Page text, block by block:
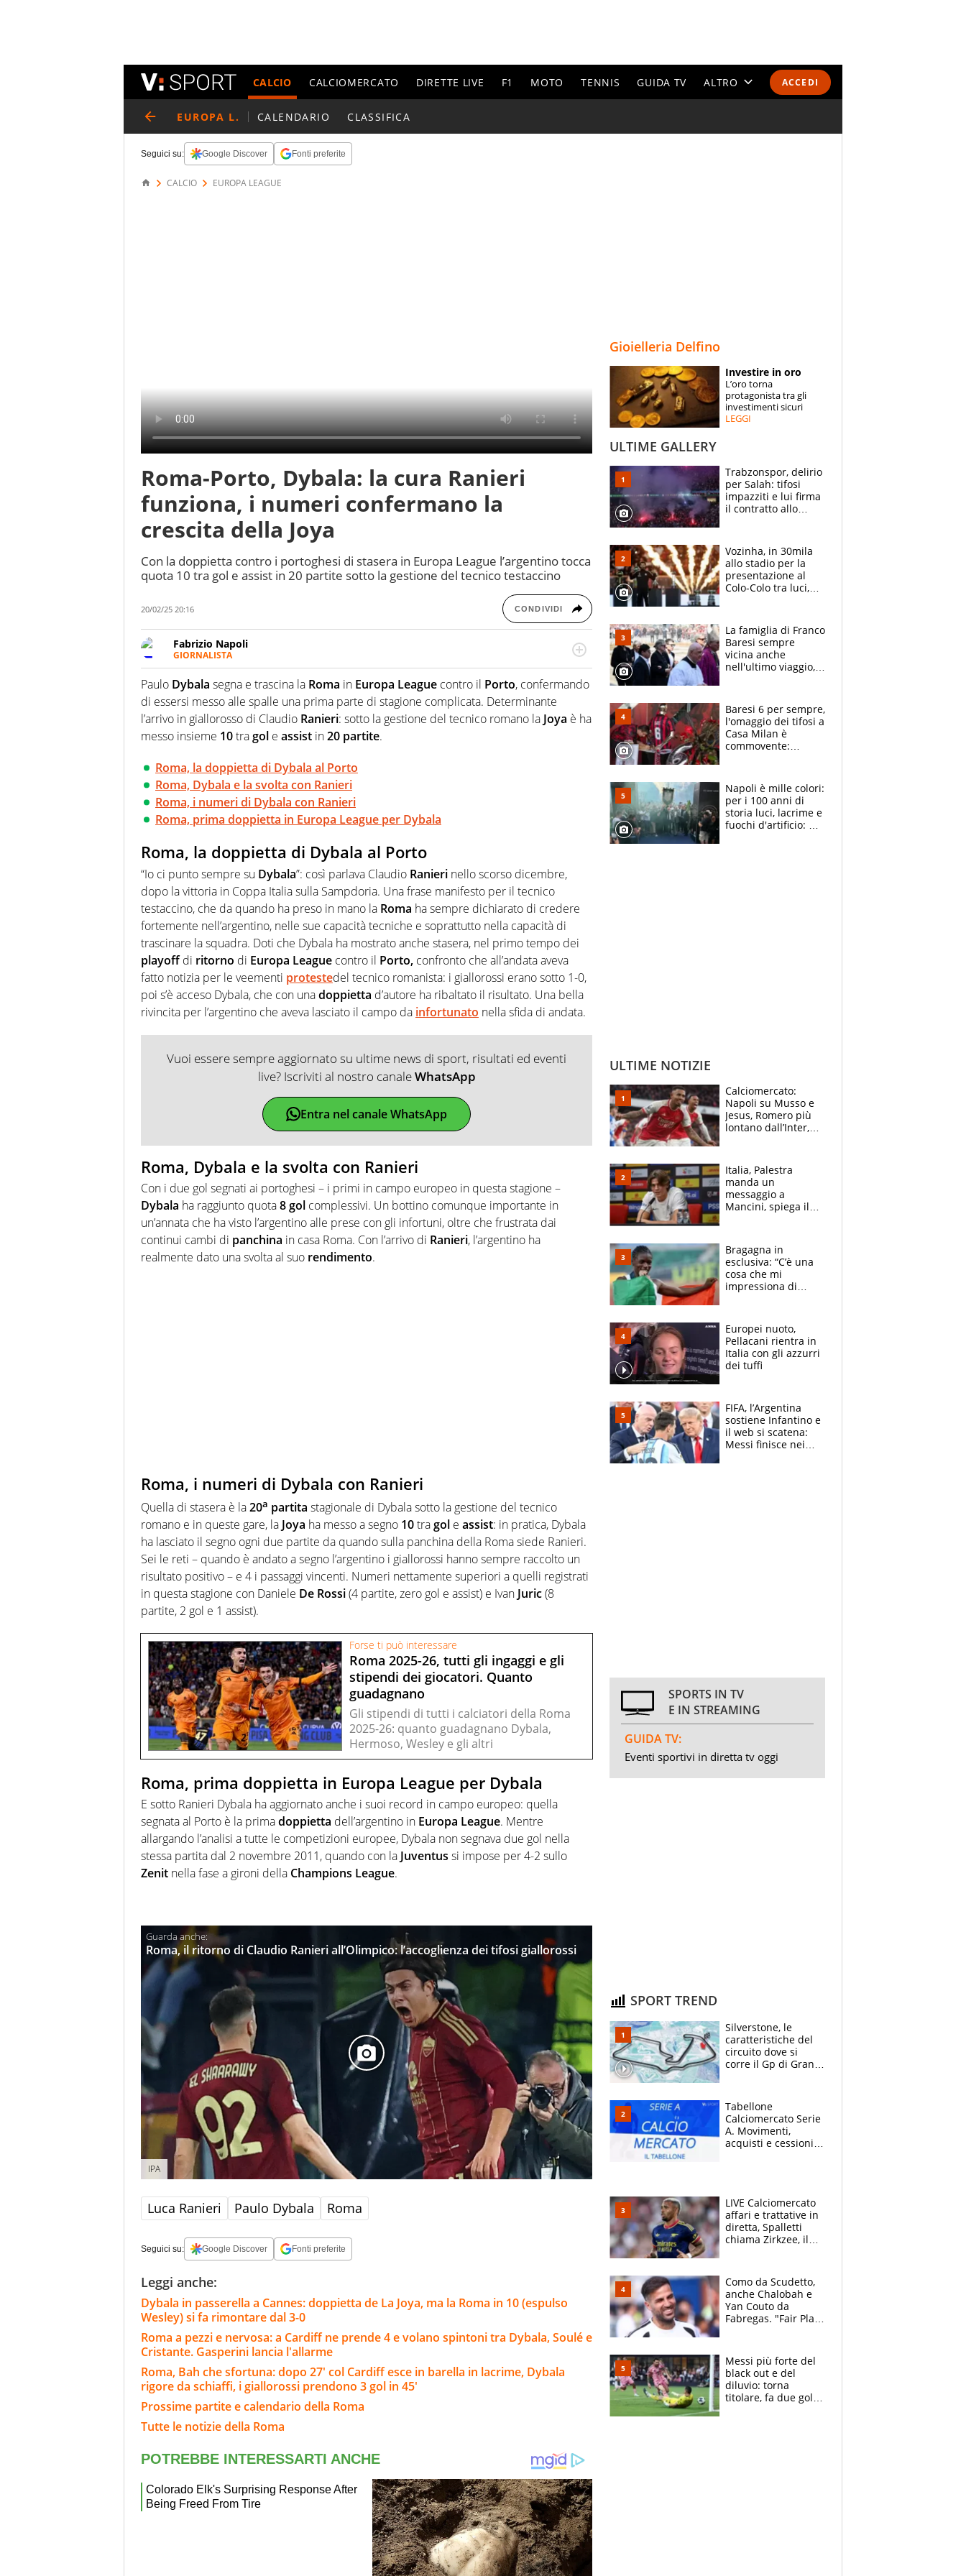
ACCEDI
CALCIO CALCIOMERCATO DIRETTE LIVE F1 MOTO TENNIS GUIDA TV ALTRO
ESPERTI
CONTATTI
EUROPA L. CALENDARIO CLASSIFICA
Seguici su: Google Discover Fonti preferite
CALCIO EUROPA LEAGUE
Roma-Porto, Dybala: la cura Ranieri
funziona, i numeri confermano la
crescita della Joya
Con la doppietta contro i portoghesi di stasera in Europa League l’argentino tocca
quota 10 tra gol e assist in 20 partite sotto la gestione del tecnico testaccino
20/02/25 20:16 CONDIVIDI
Fabrizio Napoli
GIORNALISTA
Giornalista professionista, per Virgilio Sport segue anche il calcio ma è con la
pallanuoto che esalta competenze e passioni. Cura la comunicazione di HaBaWaBa, il
più grande festival di waterpolo per bambini al mondo
Paulo Dybala segna e trascina la Roma in Europa League contro il Porto, confermando
di essersi messo alle spalle una prima parte di stagione complicata. Determinante
l’arrivo in giallorosso di Claudio Ranieri: sotto la gestione del tecnico romano la Joya è ha
messo insieme 10tragol e assist in20 partite.
Roma, la doppietta di Dybala al Porto
Roma, Dybala e la svolta con Ranieri
Roma, i numeri di Dybala con Ranieri
Roma, prima doppietta in Europa League per Dybala
Roma, la doppietta di Dybala al Porto
“Io ci punto sempre su Dybala”: così parlava Claudio Ranieri nello scorso dicembre,
dopo la vittoria in Coppa Italia sulla Sampdoria. Una frase manifesto per il tecnico
testaccino, che da quando ha preso in mano la Roma ha sempre dichiarato di credere
fortemente nell’argentino, nelle sue capacità tecniche e soprattutto nella capacità di
trascinare la squadra. Doti che Dybala ha mostrato anche stasera, nel primo tempo dei
playoffdi ritorno di Europa League contro il Porto, confronto che all’andata aveva
fatto notizia per le veementi protestedel tecnico romanista: i giallorossi erano sotto 1-0,
poi s’è acceso Dybala, che con unadoppietta d’autore ha ribaltato il risultato. Una bella
rivincita per l’argentino che aveva lasciato il campo da infortunato nella sfida di andata.
Vuoi essere sempre aggiornato su ultime news di sport, risultati ed eventi
live? Iscriviti al nostro canaleWhatsApp
Entra nel canale WhatsApp
Roma, Dybala e la svolta con Ranieri
Con i due gol segnati ai portoghesi – i primi in campo europeo in questa stagione –
Dybala ha raggiunto quota8gol complessivi. Un bottino comunque importante in
un’annata che ha visto l’argentino alle prese con gli infortuni, oltre che frustrata dai
continui cambi di panchina in casa Roma. Con l’arrivo di Ranieri, l’argentino ha
realmente dato una svolta al suo rendimento.
Roma, i numeri di Dybala con Ranieri
Quella di stasera è la20a partita stagionale di Dybala sotto la gestione del tecnico
romano e in queste gare, la Joya ha messo a segno 10tragol e assist: in pratica, Dybala
ha lasciato il segno ogni due partite da quando sulla panchina della Roma siede Ranieri.
Sei le reti – quando è andato a segno l’argentino i giallorossi hanno sempre raccolto un
risultato positivo – e 4 i passaggi vincenti. Numeri nettamente superiori a quelli registrati
in questa stagione con Daniele De Rossi(4 partite, zero gol e assist) e Ivan Juric(8
partite, 2 gol e 1 assist).
Forse ti può interessare
Roma 2025-26, tutti gli ingaggi e gli
stipendi dei giocatori. Quanto
guadagnano
Gli stipendi di tutti i calciatori della Roma
2025-26: quanto guadagnano Dybala,
Hermoso, Wesley e gli altri
Roma, prima doppietta in Europa League per Dybala
E sotto Ranieri Dybala ha aggiornato anche i suoi record in campo europeo: quella
segnata al Porto è la primadoppietta dell’argentino in Europa League. Mentre
allargando l’analisi a tutte le competizioni europee, Dybala non segnava due gol nella
stessa partita dal 2 novembre 2011, quando con la Juventus si impose per 4-2 sullo
Zenit nella fase a gironi della Champions League.
Roma, il ritorno di Claudio Ranieri all’Olimpico: l’accoglienza dei tifosi giallorossi
IPA
Luca Ranieri Paulo Dybala Roma
Seguici su: Google Discover Fonti preferite
Leggi anche:
Dybala in passerella a Cannes: doppietta de La Joya, ma la Roma in 10 (espulso
Wesley) si fa rimontare dal 3-0
Roma a pezzi e nervosa: a Cardiff ne prende 4 e volano spintoni tra Dybala, Soulé e
Cristante. Gasperini lancia l'allarme
Roma, Bah che sfortuna: dopo 27' col Cardiff esce in barella in lacrime, Dybala
rigore da schiaffi, i giallorossi prendono 3 gol in 45'
Prossime partite e calendario della Roma
Tutte le notizie della Roma
Gioielleria Delfino
Investire in oro
L’oro torna
protagonista tra gli
investimenti sicuri
LEGGI
ULTIME GALLERY
Trabzonspor, delirio
per Salah: tifosi
impazziti e lui firma
il contratto allo
Vozinha, in 30mila
allo stadio per la
presentazione al
Colo-Colo tra luci,
La famiglia di Franco
Baresi sempre
vicina anche
nell'ultimo viaggio,
circondati
dall'affetto dei tifosi
Baresi 6 per sempre,
l'omaggio dei tifosi a
Casa Milan è
commovente:
bigliettini
Napoli è mille colori:
per i 100 anni di
storia luci, lacrime e
fuochi d'artificio: De
ULTIME NOTIZIE
Calciomercato:
Napoli su Musso e
Jesus, Romero più
lontano dall’Inter,
tabellone
Italia, Palestra
manda un
messaggio a
Mancini, spiega il
l'alleanza con
Donnarumma
Bragagna in
esclusiva: “C’è una
cosa che mi
impressiona di
E svela la sorpresa
agli Europei
Europei nuoto,
Pellacani rientra in
Italia con gli azzurri
dei tuffi
FIFA, l’Argentina
sostiene Infantino e
il web si scatena:
Messi finisce nei
SPORTS IN TV
E IN STREAMING
GUIDA TV:
Eventi sportivi in diretta tv oggi
SPORT TREND
Silverstone, le
caratteristiche del
circuito dove si
corre il Gp di Gran
Tabellone
Calciomercato Serie
A. Movimenti,
acquisti e cessioni:
LIVE Calciomercato
affari e trattative in
diretta, Spalletti
chiama Zirkzee, il
Diaz
Como da Scudetto,
anche Chalobah e
Yan Couto da
Fabregas. "Fair Play
multa"
Messi più forte del
black out e del
diluvio: torna
titolare, fa due gol e